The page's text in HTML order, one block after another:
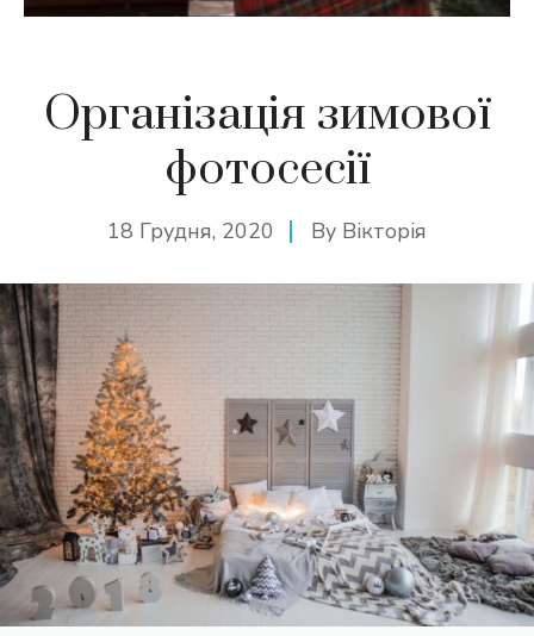
Організація зимової
фотосесії
18 Грудня, 2020 By Вікторія